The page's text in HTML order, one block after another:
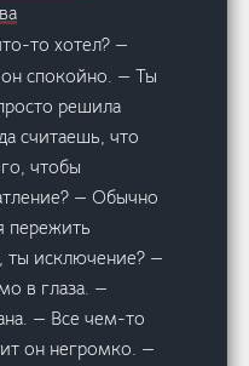
то хотел? —
спокойно. — Ты
решила
считаешь, что
чтобы
— Обычно
пережить
ты исключение? —
в глаза. —
— Все чем-то
он негромко. —